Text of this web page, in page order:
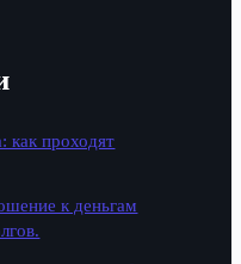
как проходят
к деньгам